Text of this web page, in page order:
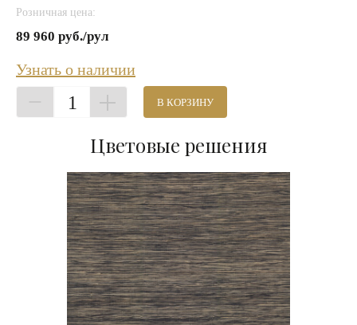
Розничная цена:
89 960 руб./рул
Узнать о наличии
1 В КОРЗИНУ
Цветовые решения